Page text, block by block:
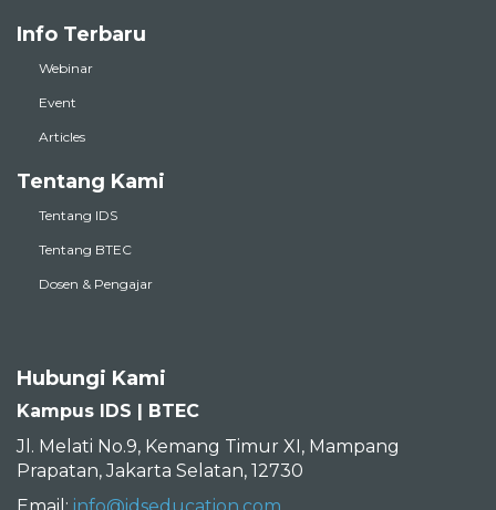
Info Terbaru
Webinar
Event
Articles
Tentang Kami
Tentang IDS
Tentang BTEC
Dosen & Pengajar
Hubungi Kami
Kampus IDS | BTEC
Jl. Melati No.9, Kemang Timur XI, Mampang
Prapatan, Jakarta Selatan, 12730